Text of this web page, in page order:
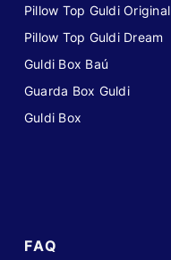
Pillow Top Guldi Original
Pillow Top Guldi Dream
Guldi Box Baú
Guarda Box Guldi
Guldi Box
FAQ